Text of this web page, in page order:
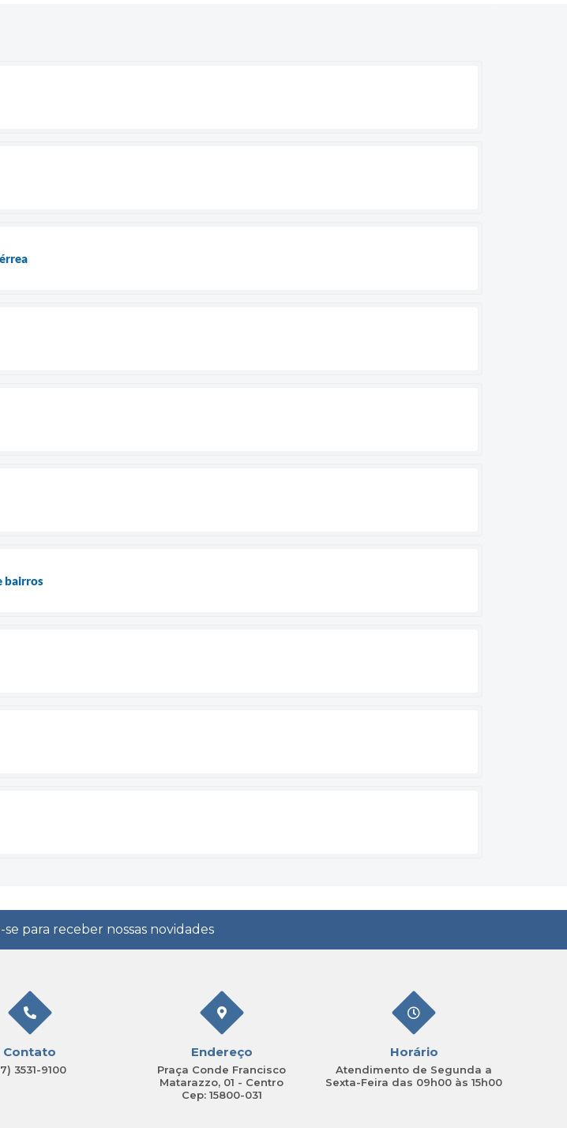
bairros
se para receber nossas novidades
Contato
3531-9100
Endereço
Praça Conde Francisco
Matarazzo, 01 - Centro
Cep: 15800-031
Horário
Atendimento de Segunda a
Sexta-Feira das 09h00 às 15h00